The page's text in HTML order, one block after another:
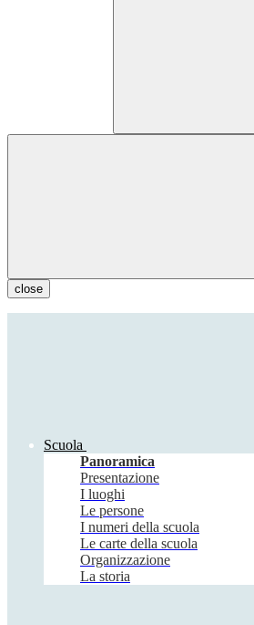
close
Scuola
Panoramica
Presentazione
I luoghi
Le persone
I numeri della scuola
Le carte della scuola
Organizzazione
La storia